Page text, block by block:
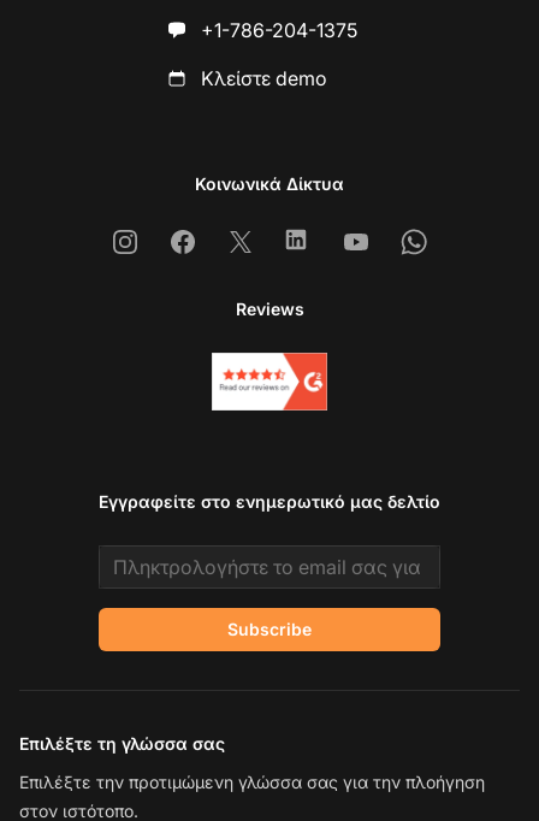
+1-786-204-1375
Κλείστε demo
Κοινωνικά Δίκτυα
InstagramFacebook
X LinkedinYoutubeWhatsapp
Reviews
Εγγραφείτε στο ενημερωτικό μας δελτίο
Email address
Subscribe
Επιλέξτε τη γλώσσα σας
Επιλέξτε την προτιμώμενη γλώσσα σας για την πλοήγηση
στον ιστότοπο.